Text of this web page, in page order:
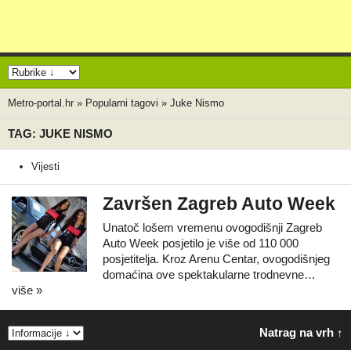
Metro-portal.hr » Popularni tagovi » Juke Nismo
TAG: JUKE NISMO
Vijesti
Završen Zagreb Auto Week
Unatoč lošem vremenu ovogodišnji Zagreb
Auto Week posjetilo je više od 110 000
posjetitelja. Kroz Arenu Centar, ovogodišnjeg
domaćina ove spektakularne trodnevne…
više »
Natrag na vrh ↑